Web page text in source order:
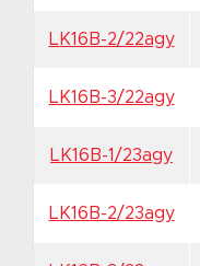
LK16B-2/22agy
LK16B-3/22agy
LK16B-1/23agy
LK16B-2/23agy